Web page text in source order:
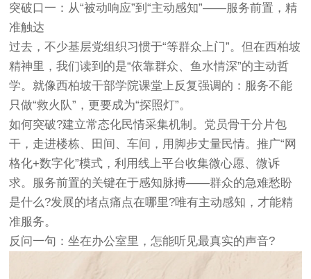
突破口一：从“被动响应”到“主动感知”——服务前置，精
准触达
过去，不少基层党组织习惯于“等群众上门”。但在西柏坡
精神里，我们读到的是“依靠群众、鱼水情深”的主动哲
学。就像西柏坡干部学院课堂上反复强调的：服务不能
只做“救火队”，更要成为“探照灯”。
如何突破?建立常态化民情采集机制。党员骨干分片包
干，走进楼栋、田间、车间，用脚步丈量民情。推广“网
格化+数字化”模式，利用线上平台收集微心愿、微诉
求。服务前置的关键在于感知脉搏——群众的急难愁盼
是什么?发展的堵点痛点在哪里?唯有主动感知，才能精
准服务。
反问一句：坐在办公室里，怎能听见最真实的声音?